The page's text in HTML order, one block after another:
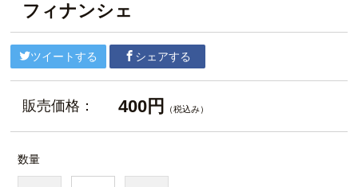
フィナンシェ
ツイートする シェアする
販売価格： 400円 （税込み）
数量